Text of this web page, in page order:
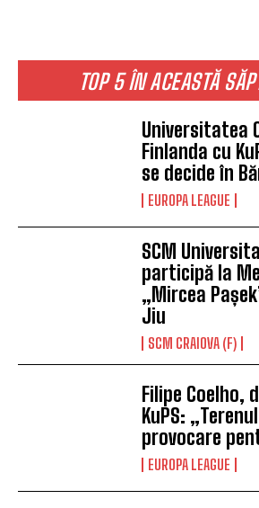
TOP 5 ÎN ACEASTĂ
Universitatea
Finlanda cu
se decide în
EUROPA LEAGUE
SCM
participă la
„Mircea
Jiu
SCM CRAIOVA (F)
Filipe Coelho,
KuPS:
provocare
EUROPA LEAGUE